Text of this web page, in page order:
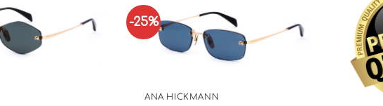
-25%
ANA HICKMANN